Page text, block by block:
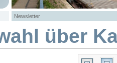
Newsletter
über